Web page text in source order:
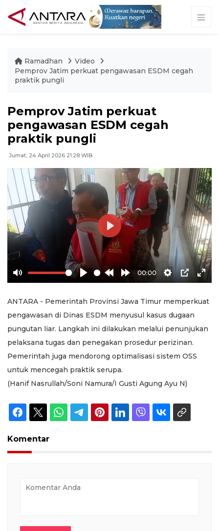
Ramadhan
Video
Pemprov Jatim perkuat pengawasan ESDM cegah
praktik pungli
Pemprov Jatim perkuat
pengawasan ESDM cegah
praktik pungli
Jumat, 24 April 2026 21:28 WIB
Mute Play
Rewind
10s
Forward
00:00
Settings
PIP
Play
ANTARA - Pemerintah Provinsi Jawa Timur memperkuat
pengawasan di Dinas ESDM menyusul kasus dugaan
pungutan liar. Langkah ini dilakukan melalui penunjukan
pelaksana tugas dan penegakan prosedur perizinan.
Pemerintah juga mendorong optimalisasi sistem OSS
untuk mencegah praktik serupa.
(Hanif Nasrullah/Soni Namura/I Gusti Agung Ayu N)
Komentar